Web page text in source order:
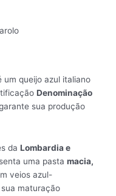
um queijo azul italiano
Denominação
sua produção
da Lombardia e
uma pasta macia,
veios azul-
maturação